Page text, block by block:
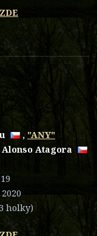
ZDE
, "ANY"
Atagora
holky)